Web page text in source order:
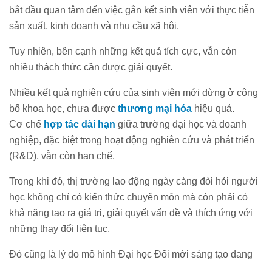
bắt đầu quan tâm đến việc gắn kết sinh viên với thực tiễn
sản xuất, kinh doanh và nhu cầu xã hội.
Tuy nhiên, bên cạnh những kết quả tích cực, vẫn còn
nhiều thách thức cần được giải quyết.
Nhiều kết quả nghiên cứu của sinh viên mới dừng ở công
bố khoa học, chưa được thương mại hóa hiệu quả.
Cơ chế hợp tác dài hạn giữa trường đại học và doanh
nghiệp, đặc biệt trong hoạt động nghiên cứu và phát triển
(R&D), vẫn còn hạn chế.
Trong khi đó, thị trường lao động ngày càng đòi hỏi người
học không chỉ có kiến thức chuyên môn mà còn phải có
khả năng tạo ra giá trị, giải quyết vấn đề và thích ứng với
những thay đổi liên tục.
Đó cũng là lý do mô hình Đại học Đổi mới sáng tạo đang